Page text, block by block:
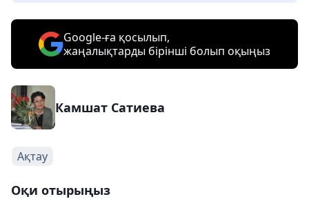
Google-ға қосылып,
жаңалықтарды бірінші болып оқыңыз
Камшат Сатиева
Ақтау
Оқи отырыңыз